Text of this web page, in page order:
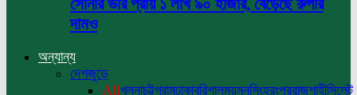
সোনার ভরি প্রায় ১ লাখ ৯০ হাজার, বেড়েছে রুপার
দামও
অন্যান্য
দেশজুড়ে
Allখুলনাচট্টগ্রামঢাকাবরিশালময়মনসিংহরংপুররাজশাহীসিলেট